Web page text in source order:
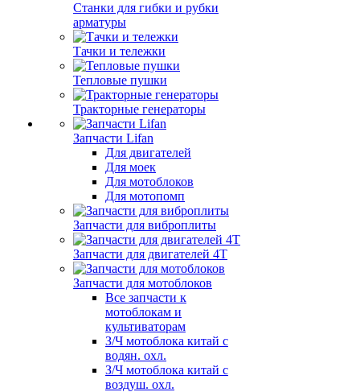
Станки для гибки и рубки
арматуры
Тачки и тележки
Тепловые пушки
Тракторные генераторы
Запчасти Lifan
Для двигателей
Для моек
Для мотоблоков
Для мотопомп
Запчасти для виброплиты
Запчасти для двигателей 4Т
Запчасти для мотоблоков
Все запчасти к
мотоблокам и
культиваторам
З/Ч мотоблока китай с
водян. охл.
З/Ч мотоблока китай с
воздуш. охл.